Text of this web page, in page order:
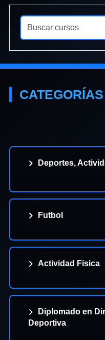
Buscar cursos
CATEGORÍAS
Deportes,
Futbol
Actividad Fisica
Diplomado en
Deportiva